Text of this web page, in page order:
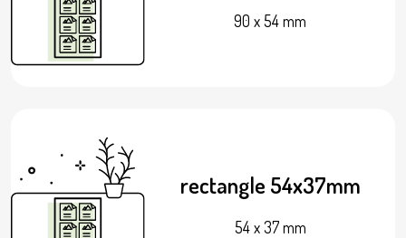
90 x 54 mm
rectangle 54x37mm
54 x 37 mm